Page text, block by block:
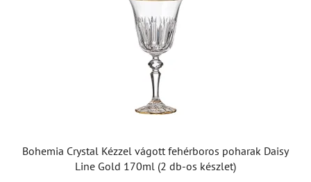
Bohemia Crystal Kézzel vágott fehérboros poharak Daisy
Line Gold 170ml (2 db-os készlet)